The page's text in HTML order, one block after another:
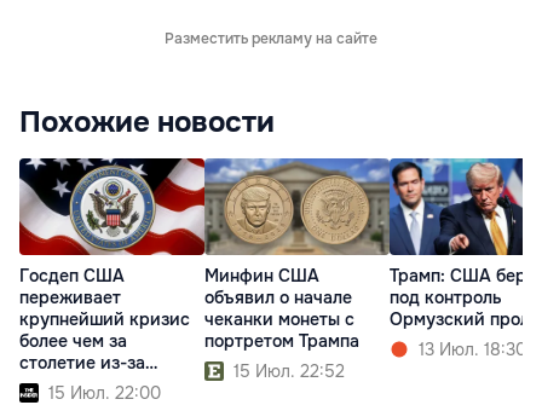
Разместить рекламу на сайте
Похожие новости
Госдеп США
переживает
крупнейший кризис
более чем за
столетие из-за
реформ Трампа
15 Июл. 22:00
Минфин США
объявил о начале
чеканки монеты с
портретом Трампа
15 Июл. 22:52
Трамп: США
под контроль
Ормузский
13 Июл. 18:30